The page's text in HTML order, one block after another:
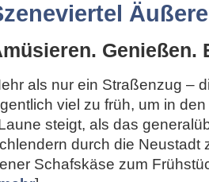
Genießen.
als nur ein Straßenzug –
viel zu früh, um in
steigt, als das
durch die Neustadt
Schafskäse zum